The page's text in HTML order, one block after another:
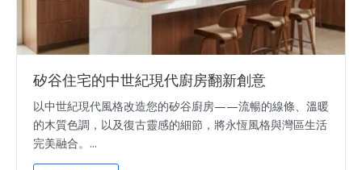
矽谷住宅的中世紀現代廚房翻新創意
以中世紀現代風格改造您的矽谷廚房——流暢的線條、溫暖
的木質色調，以及復古靈感的細節，將永恆風格與灣區生活
完美融合。...